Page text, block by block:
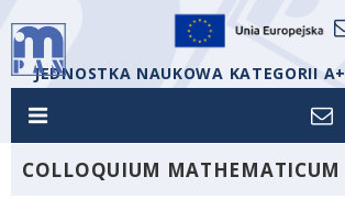
JEDNOSTKA NAUKOWA KATEGORII A+
COLLOQUIUM MATHEMATICUM